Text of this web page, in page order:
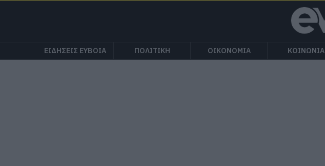
ΕΙΔΗΣΕΙΣ ΕΥΒΟΙΑ ΠΟΛΙΤΙΚΗ ΟΙΚΟΝΟΜΙΑ ΚΟΙΝΩΝΙΑ